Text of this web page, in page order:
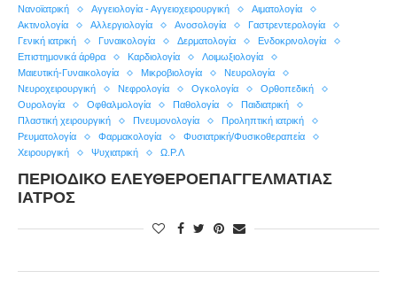
Nανοϊατρική Αγγειολογία - Αγγειοχειρουργική
Αιματολογία
Ακτινολογία
Αλλεργιολογία Ανοσολογία
Γαστρεντερολογία
Γενική ιατρική
Γυναικολογία Δερματολογία
Ενδοκρινολογία
Επιστημονικά άρθρα
Καρδιολογία
Λοιμωξιολογία
Μαιευτική-Γυναικολογία
Μικροβιολογία
Νευρολογία
Νευροχειρουργική
Νεφρολογία Ογκολογία
Ορθοπεδική
Ουρολογία
Οφθαλμολογία Παθολογία
Παιδιατρική
Πλαστική χειρουργική
Πνευμονολογία
Προληπτική ιατρική
Ρευματολογία
Φαρμακολογία
Φυσιατρική/Φυσικοθεραπεία
Χειρουργική
Ψυχιατρική Ω.Ρ.Λ
ΠΕΡΙΟΔΙΚΟ ΕΛΕΥΘΕΡΟΕΠΑΓΓΕΛΜΑΤΙΑΣ
ΙΑΤΡΟΣ